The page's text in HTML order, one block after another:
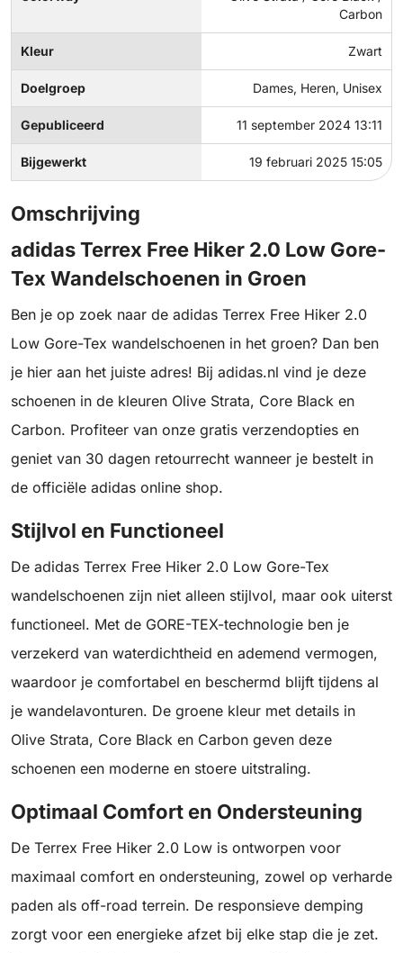
Carbon
Kleur Zwart
Doelgroep Dames, Heren, Unisex
Gepubliceerd 11 september 2024 13:11
Bijgewerkt 19 februari 2025 15:05
Omschrijving
adidas Terrex Free Hiker 2.0 Low Gore-
Tex Wandelschoenen in Groen
Ben je op zoek naar de adidas Terrex Free Hiker 2.0
Low Gore-Tex wandelschoenen in het groen? Dan ben
je hier aan het juiste adres! Bij adidas.nl vind je deze
schoenen in de kleuren Olive Strata, Core Black en
Carbon. Profiteer van onze gratis verzendopties en
geniet van 30 dagen retourrecht wanneer je bestelt in
de officiële adidas online shop.
Stijlvol en Functioneel
De adidas Terrex Free Hiker 2.0 Low Gore-Tex
wandelschoenen zijn niet alleen stijlvol, maar ook uiterst
functioneel. Met de GORE-TEX-technologie ben je
verzekerd van waterdichtheid en ademend vermogen,
waardoor je comfortabel en beschermd blijft tijdens al
je wandelavonturen. De groene kleur met details in
Olive Strata, Core Black en Carbon geven deze
schoenen een moderne en stoere uitstraling.
Optimaal Comfort en Ondersteuning
De Terrex Free Hiker 2.0 Low is ontworpen voor
maximaal comfort en ondersteuning, zowel op verharde
paden als off-road terrein. De responsieve demping
zorgt voor een energieke afzet bij elke stap die je zet.